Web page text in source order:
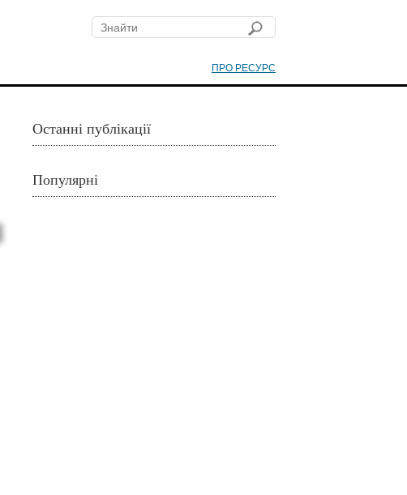
ПРО РЕСУРС
Останні публікації
Популярні